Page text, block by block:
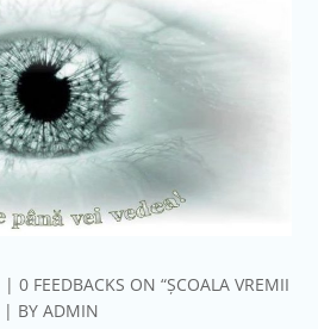
COMMENTS
0 FEEDBACKS ON “ȘCOALA VREMII
BYADMIN